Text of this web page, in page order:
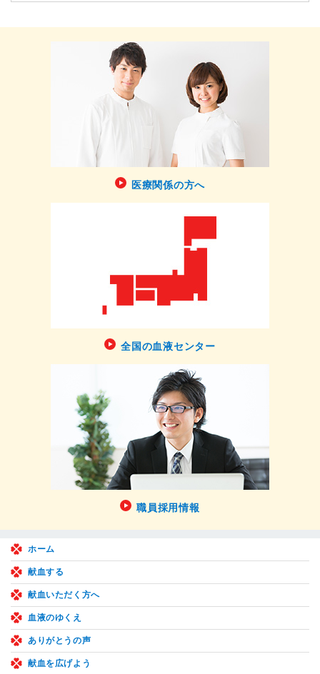
医療関係の方へ
全国の血液センター
職員採用情報
ホーム
献血する
献血いただく方へ
血液のゆくえ
ありがとうの声
献血を広げよう